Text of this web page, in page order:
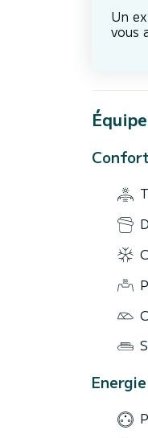
Un
vous
Confort
Energie